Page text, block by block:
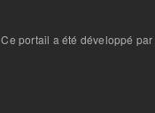
Ce portail a été développé